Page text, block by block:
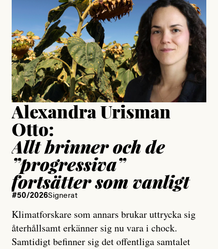
Jonas Lundström
Publicerad24 July, 2026
Jesper Lundby
Publicerad15 July, 2026
Uppdaterad15 July, 2026
Alexandra Urisman
Otto:
Allt brinner och de
”progressiva”
fortsätter som vanligt
#50/2026Signerat
Klimatforskare som annars brukar uttrycka sig
återhållsamt erkänner sig nu vara i chock.
Samtidigt befinner sig det offentliga samtalet